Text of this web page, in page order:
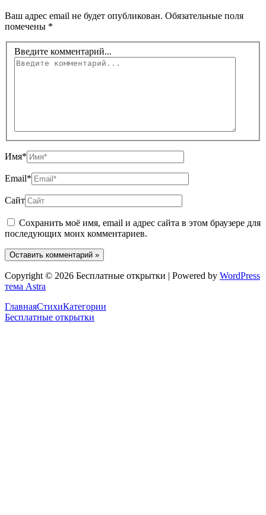
Ваш адрес email не будет опубликован. Обязательные поля
помечены *
Введите комментарий...
Имя*
Email*
Сайт
Сохранить моё имя, email и адрес сайта в этом браузере для
последующих моих комментариев.
Copyright © 2026 Бесплатные открытки | Powered by WordPress
тема Astra
ГлавнаяСтихиКатегории
Бесплатные открытки